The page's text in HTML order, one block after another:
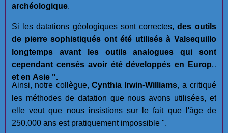
archéologique.
Si les datations géologiques sont correctes, des outils
de pierre sophistiqués ont été utilisés à Valsequillo
longtemps avant les outils analogues qui sont
cependant censés avoir été développés en Europe
et en Asie ".
Ainsi, notre collègue, Cynthia Irwin-Williams, a critiqué
les méthodes de datation que nous avons utilisées, et
elle veut que nous insistions sur le fait que l'âge de
250.000 ans est pratiquement impossible ".